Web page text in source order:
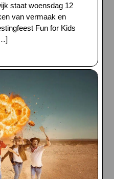
staat woensdag 12
van vermaak en
Fun for Kids